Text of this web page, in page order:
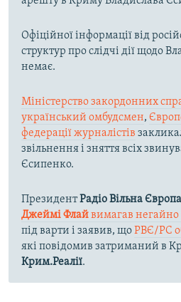
Офіційної інформації від
структур про слідчі дії щодо
немає.
Міністерство закордонних
український омбудсмен,
федерації журналістів
звільнення і зняття всіх
Єсипенко.
ПрезидентРадіо Вільна
Джеймі Флайвимагав негайно
під варти і заявив, щоРВЄ/РС
які повідомив затриманий в
Крим.Реалії.